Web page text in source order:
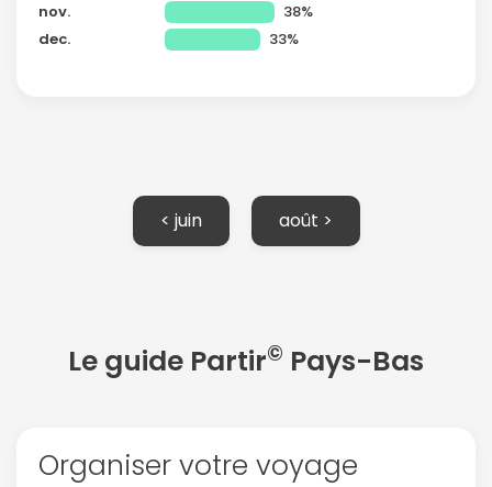
nov.
38%
dec.
33%
< juin août >
Le guide Partir© Pays-Bas
Organiser votre voyage
confidentialité.